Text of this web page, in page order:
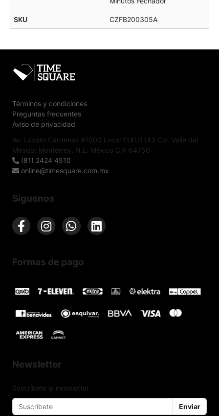
SKU CZFB200305A
Términos y condiciones
Preguntas frecuentes
Aviso de privacidad
Av. Lázaro Cárdenas #1000 Local 1141/1143 Col. Valle del
Mirador Monterrey, N.L. México C.P 64750
(81) 2424 4510
online@timesquare.com.mx
Síguenos
Formas de pago
Newsletter
Suscríbete al newsletter
Enviar